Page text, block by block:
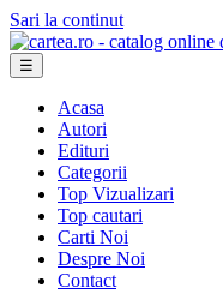
Sari la continut
☰
Acasa
Autori
Edituri
Categorii
Top Vizualizari
Top cautari
Carti Noi
Despre Noi
Contact